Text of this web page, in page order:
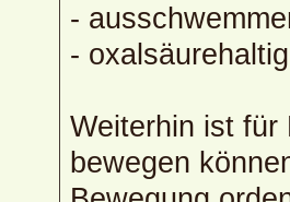
-
-
Weiterhin ist
bewegen